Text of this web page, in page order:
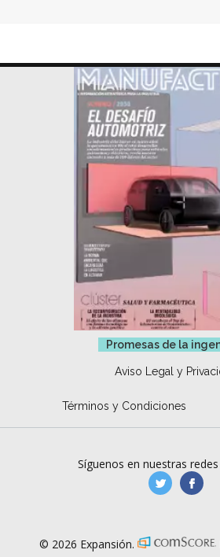
Promesas de la
Aviso Legal y
Términos y Condiciones
Síguenos en nuestras
© 2026 Expansión.